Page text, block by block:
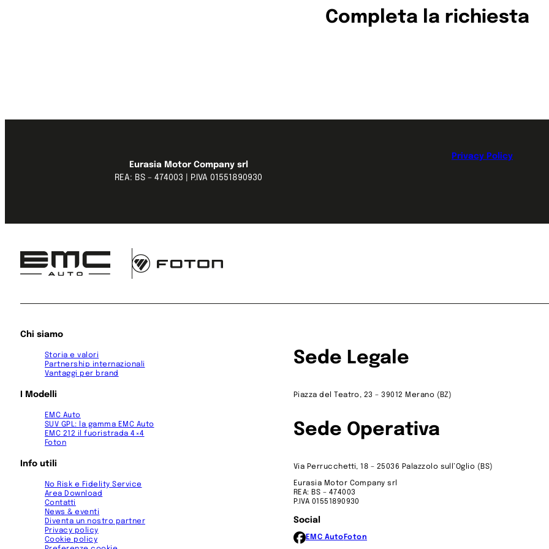
Via Per Faggiano Contrada Baronia Snc, San Giorgio Jonico, 74027
Completa la richiesta
Riepilogo Prenotazione:
Section
Nome *
Hai preferenze su data e ora?
*Dichiaro di aver letto e compreso l'informativa ai sensi dell'art. 13 del GDPR (
Invia la richiesta
Eurasia Motor Company srl
REA: BS – 474003 | P.IVA 01551890930
Privacy Policy
Chi siamo
Storia e valori
Partnership internazionali
Vantaggi per brand
I Modelli
EMC Auto
SUV GPL: la gamma EMC Auto
EMC 212 il fuoristrada 4×4
Foton
Info utili
No Risk e Fidelity Service
Area Download
Contatti
News & eventi
Diventa un nostro partner
Privacy policy
Cookie policy
Sede Legale
Piazza del Teatro, 23 – 39012 Merano (BZ)
Sede Operativa
Via Perrucchetti, 18 – 25036 Palazzolo sull’Oglio (BS)
Eurasia Motor Company srl
REA: BS – 474003
P.IVA 01551890930
Social
EMC Auto Foton